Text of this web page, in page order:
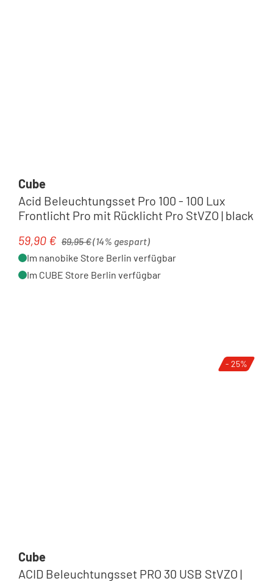
Cube
Acid Beleuchtungsset Pro 100 - 100 Lux
Frontlicht Pro mit Rücklicht Pro StVZO | black
Verkaufspreis:
59,90 € Regulärer Preis:
69,95 €(14% gespart)
Im nanobike Store Berlin verfügbar
Im CUBE Store Berlin verfügbar
- 25%
Cube
ACID Beleuchtungsset PRO 30 USB StVZO |